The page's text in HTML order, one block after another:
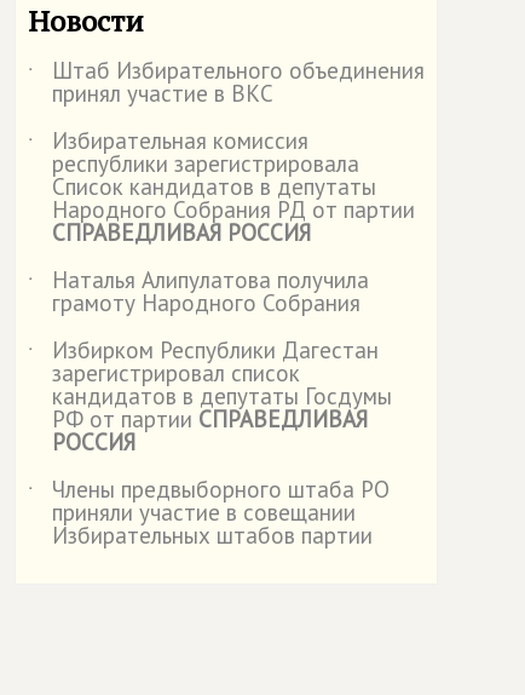
Новости
˙ Штаб Избирательного объединения
принял участие в ВКС
˙
Избирательная комиссия
республики зарегистрировала
Список кандидатов в депутаты
Народного Собрания РД от партии
СПРАВЕДЛИВАЯ РОССИЯ
˙
Наталья Алипулатова получила
грамоту Народного Собрания
˙
Избирком Республики Дагестан
зарегистрировал список
кандидатов в депутаты Госдумы
РФ от партии СПРАВЕДЛИВАЯ
РОССИЯ
˙
Члены предвыборного штаба РО
приняли участие в совещании
Избирательных штабов партии